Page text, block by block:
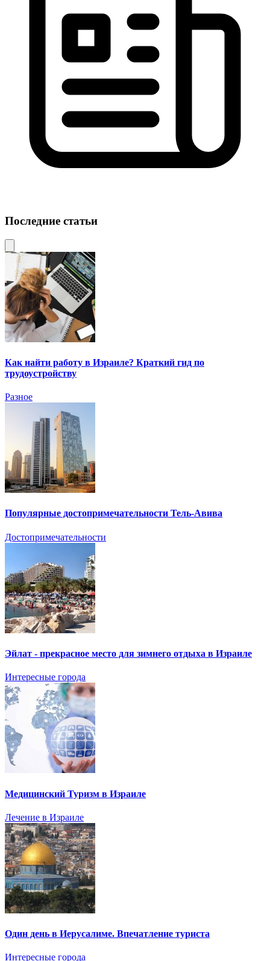
Последние статьи
Как найти работу в Израиле? Краткий гид по
трудоустройству
Разное
Популярные достопримечательности Тель-Авива
Достопримечательности
Эйлат - прекрасное место для зимнего отдыха в Израиле
Интересные города
Медицинский Туризм в Израиле
Лечение в Израиле
Один день в Иерусалиме. Впечатление туриста
Интересные города